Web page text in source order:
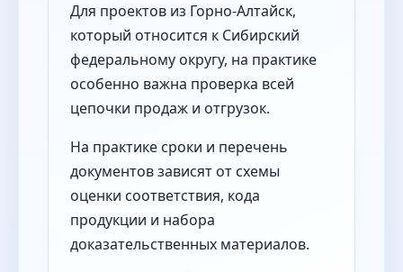
Для проектов из Горно-Алтайск,
который относится к Сибирский
федеральному округу, на практике
особенно важна проверка всей
цепочки продаж и отгрузок.
На практике сроки и перечень
документов зависят от схемы
оценки соответствия, кода
продукции и набора
доказательственных материалов.